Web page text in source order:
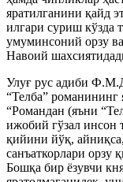
яратилганини қайд
илгари суриш кўзда
умуминсоний орзу
Навоий
Улуғ рус адиби
“Телба” романининг
“Романдан (яъни
ижобий гўзал инсон
қийини йўқ,
санъаткорлари орзу
Бошқа бир ёзувчи